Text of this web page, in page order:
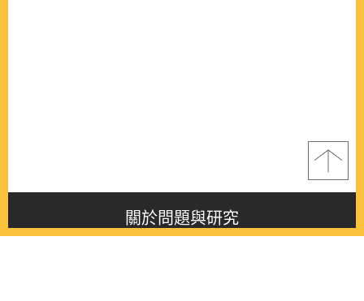
關於問題與研究
About this journal